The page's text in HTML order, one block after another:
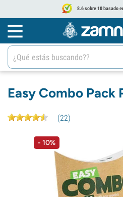
8.6 sobre 10 basado
Easy Combo Pack
(22)
- 10%